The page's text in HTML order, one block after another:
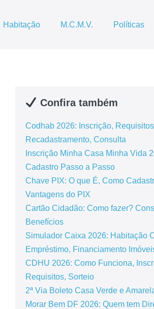
Habitação M.C.M.V. Políticas
Confira também
Codhab 2026: Inscrição,
Recadastramento, Consulta
Inscrição Minha Casa Minha Vida
Cadastro Passo a Passo
Chave PIX: O que É, Como
Vantagens do PIX
Cartão Cidadão: Como fazer?
Benefícios
Simulador Caixa 2026: Habitação
Empréstimo, Financiamento
CDHU 2026: Como Funciona,
Requisitos, Sorteio
2ª Via Boleto Casa Verde e
Morar Bem DF 2026: Quem tem